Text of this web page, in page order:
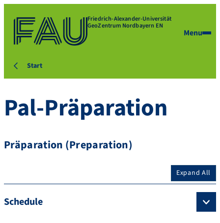
Friedrich-Alexander-Universität
GeoZentrum Nordbayern EN
Menu
Start
Pal-Präparation
Präparation (Preparation)
Expand All
Schedule